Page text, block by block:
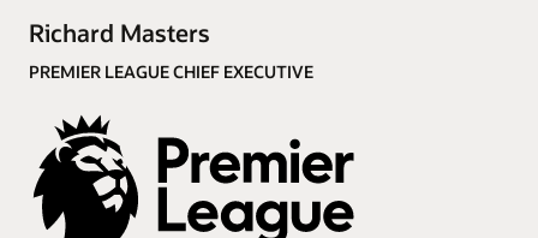
Solution 데모(4:19)
Richard Masters
PREMIER LEAGUE CHIEF EXECUTIVE